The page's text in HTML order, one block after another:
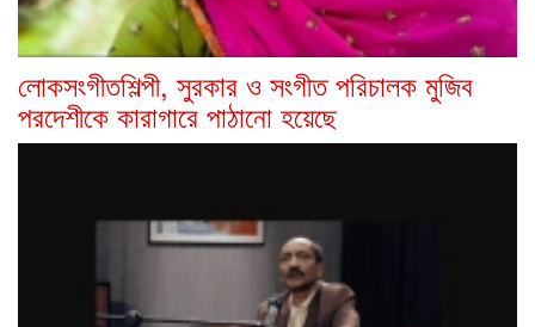
লোকসংগীতশিল্পী, সুরকার ও সংগীত পরিচালক মুজিব
পরদেশীকে কারাগারে পাঠানো হয়েছে